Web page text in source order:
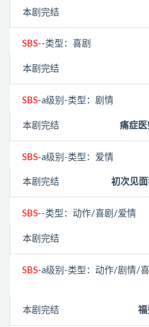
本剧完结
SBS--类型：喜剧
本剧完结
SBS-a级别-类型：剧情
本剧完结 痛症医
SBS-a级别-类型：爱情
本剧完结 初次见面
SBS--类型：动作/喜剧/爱情
本剧完结
SBS-a级别-类型：动作/剧情/
本剧完结 福